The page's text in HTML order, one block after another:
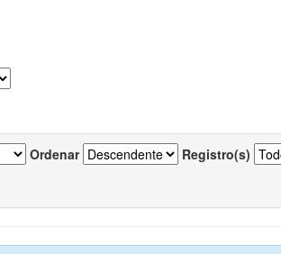
Ordenar Registro(s)